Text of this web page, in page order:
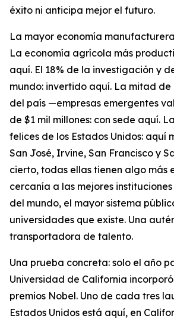
éxito ni anticipa mejor el futuro.
La mayor economía
La economía agrícola más
aquí. El 18% de la investigación y
mundo: invertido aquí. La mitad de
del país —empresas emergentes
de $1 mil millones: con sede aquí.
felices de los Estados Unidos: aquí
San José, Irvine, San Francisco y
cierto, todas ellas tienen algo más
cercanía a las mejores
del mundo, el mayor sistema
universidades que existe. Una
transportadora de talento.
Una prueba concreta: solo el año
Universidad de California
premios Nobel. Uno de cada tres
Estados Unidos está aquí, en